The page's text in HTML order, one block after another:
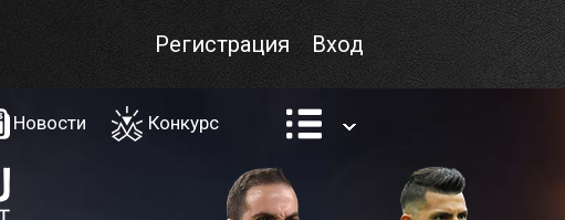
Вход
Регистрация
Новости Конкурс